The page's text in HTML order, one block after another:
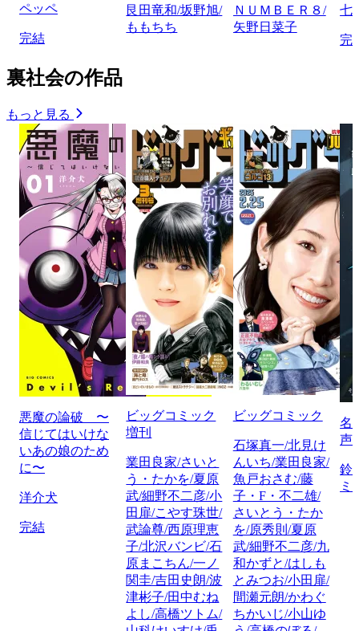
ペッペ
完結
艮田竜和/坂野旭/
ももちち
ＮＵＭＢＥＲ８/
矢野日菜子
七
完
裏社会の作品
もっと見る
悪魔の論破 〜
信じてはいけな
いあの娘のため
に〜
洋介犬
完結
ビッグコミック
増刊
業田良家/さいと
う・たかを/夏原
武/細野不二彦/小
田扉/こやす珠世/
武論尊/西原理恵
子/北沢バンビ/石
原まこちん/一ノ
関圭/吉田史朗/波
津彬子/田中むね
よし/高橋ツトム/
ビッグコミック
石塚真一/北見け
んいち/業田良家/
魚戸おさむ/藤
子・F・不二雄/
さいとう・たか
を/原秀則/夏原
武/細野不二彦/九
和かずと/はしも
とみつお/小田扉/
間瀬元朗/かわぐ
ちかいじ/小山ゆ
名
声
鈴
ミ